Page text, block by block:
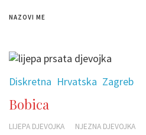
NAZOVI ME
Diskretna Hrvatska Zagreb
Bobica
LIJEPA DJEVOJKA NJEZNA DJEVOJKA